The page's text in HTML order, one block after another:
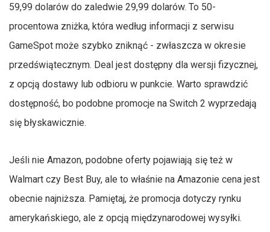
59,99 dolarów do zaledwie 29,99 dolarów. To 50-
procentowa zniżka, która według informacji z serwisu
GameSpot może szybko zniknąć - zwłaszcza w okresie
przedświątecznym. Deal jest dostępny dla wersji fizycznej,
z opcją dostawy lub odbioru w punkcie. Warto sprawdzić
dostępność, bo podobne promocje na Switch 2 wyprzedają
się błyskawicznie.
Jeśli nie Amazon, podobne oferty pojawiają się też w
Walmart czy Best Buy, ale to właśnie na Amazonie cena jest
obecnie najniższa. Pamiętaj, że promocja dotyczy rynku
amerykańskiego, ale z opcją międzynarodowej wysyłki.